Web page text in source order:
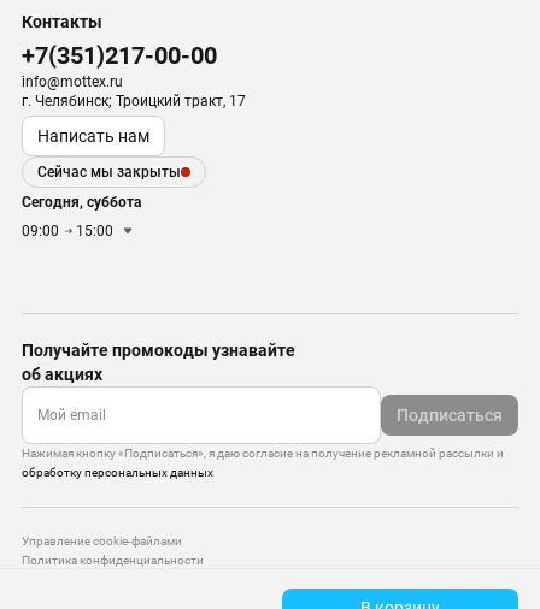
Контакты
+7(351)217-00-00
info@mottex.ru
г. Челябинск; Троицкий тракт, 17
Написать нам
Сейчас мы закрыты
Сегодня, суббота
09:00
15:00
Получайте промокоды узнавайте
об акциях
Подписаться
Нажимая кнопку «Подписаться», я даю согласие на получение рекламной рассылки и
обработку персональных данных
Управление cookie-файлами
Политика конфиденциальности